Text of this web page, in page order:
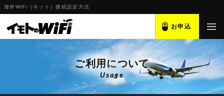
海外WiFi（ネット）接続設定方法
お申込
ご利用について
Usage